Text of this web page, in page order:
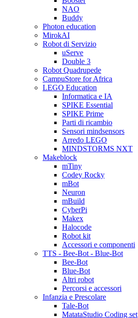
NAO
Buddy
Photon education
MirokAI
Robot di Servizio
uServe
Double 3
Robot Quadrupede
CampuStore for Africa
LEGO Education
Informatica e IA
SPIKE Essential
SPIKE Prime
Parti di ricambio
Sensori mindsensors
Arredo LEGO
MINDSTORMS NXT
Makeblock
mTiny
Codey Rocky
mBot
Neuron
mBuild
CyberPi
Makex
Halocode
Robot kit
Accessori e componenti
TTS - Bee-Bot - Blue-Bot
Bee-Bot
Blue-Bot
Altri robot
Percorsi e accessori
Infanzia e Prescolare
Tale-Bot
MatataStudio Coding set